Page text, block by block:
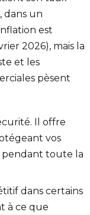
dans un
est
2026), mais la
et les
pèsent
Il offre
vos
toute la
dans certains
à ce que